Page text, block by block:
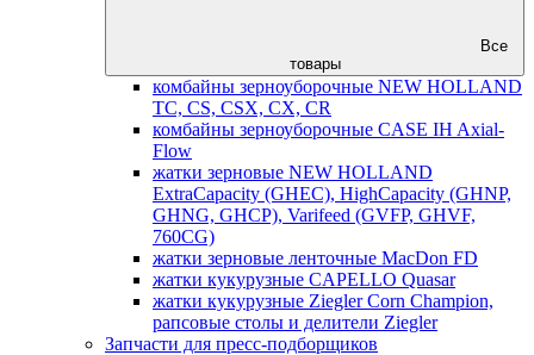
Все
товары
комбайны зерноуборочные NEW HOLLAND
TC, CS, CSX, CX, CR
комбайны зерноуборочные CASE IH Axial-
Flow
жатки зерновые NEW HOLLAND
ExtraCapacity (GHEC), HighCapacity (GHNP,
GHNG, GHCP), Varifeed (GVFP, GHVF,
760CG)
жатки зерновые ленточные MacDon FD
жатки кукурузные CAPELLO Quasar
жатки кукурузные Ziegler Corn Champion,
рапсовые столы и делители Ziegler
Запчасти для пресс-подборщиков